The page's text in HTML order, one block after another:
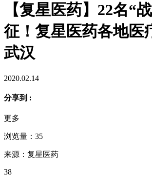
【复星医药】22名“
征！复星医药各地医
武汉
2020.02.14
分享到 :
更多
浏览量：35
来源：复星医药
38